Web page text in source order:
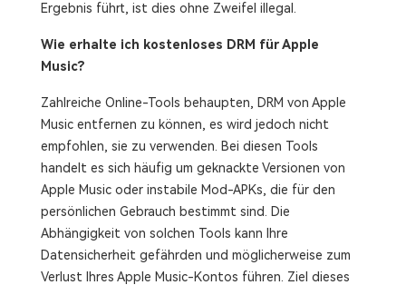
Ergebnis führt, ist dies ohne Zweifel illegal.
Wie erhalte ich kostenloses DRM für Apple
Music?
Zahlreiche Online-Tools behaupten, DRM von Apple
Music entfernen zu können, es wird jedoch nicht
empfohlen, sie zu verwenden. Bei diesen Tools
handelt es sich häufig um geknackte Versionen von
Apple Music oder instabile Mod-APKs, die für den
persönlichen Gebrauch bestimmt sind. Die
Abhängigkeit von solchen Tools kann Ihre
Datensicherheit gefährden und möglicherweise zum
Verlust Ihres Apple Music-Kontos führen. Ziel dieses